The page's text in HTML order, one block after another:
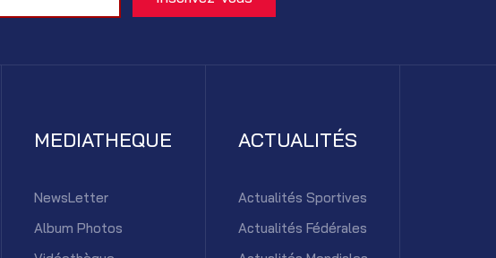
MEDIATHEQUE
NewsLetter
Album Photos
ACTUALITÉS
Actualités Sportives
Actualités Fédérales